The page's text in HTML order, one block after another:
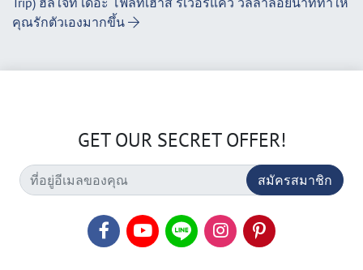
คุณรักตัวเองมากขึ้น
GET OUR SECRET OFFER!
สมัครสมาชิก